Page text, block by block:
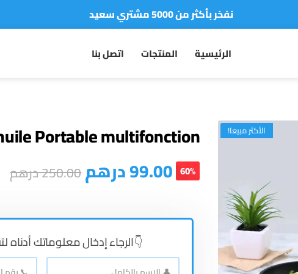
نفخر بأكثر من 5000 مشتري سعيد
الرئيسية المنتجات اتصل بنا
الأكثر مبيعا!
Portable multifonction
99.00درهم250.00درهم 60%
👇الرجاء إدخال معلوماتك أدناه
👤
📞